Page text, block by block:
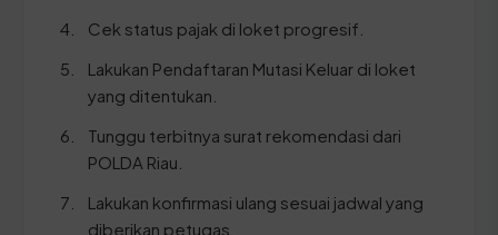
Cek status pajak di loket progresif.
Lakukan Pendaftaran Mutasi Keluar di loket
yang ditentukan.
Tunggu terbitnya surat rekomendasi dari
POLDA Riau.
Lakukan konfirmasi ulang sesuai jadwal yang
diberikan petugas.